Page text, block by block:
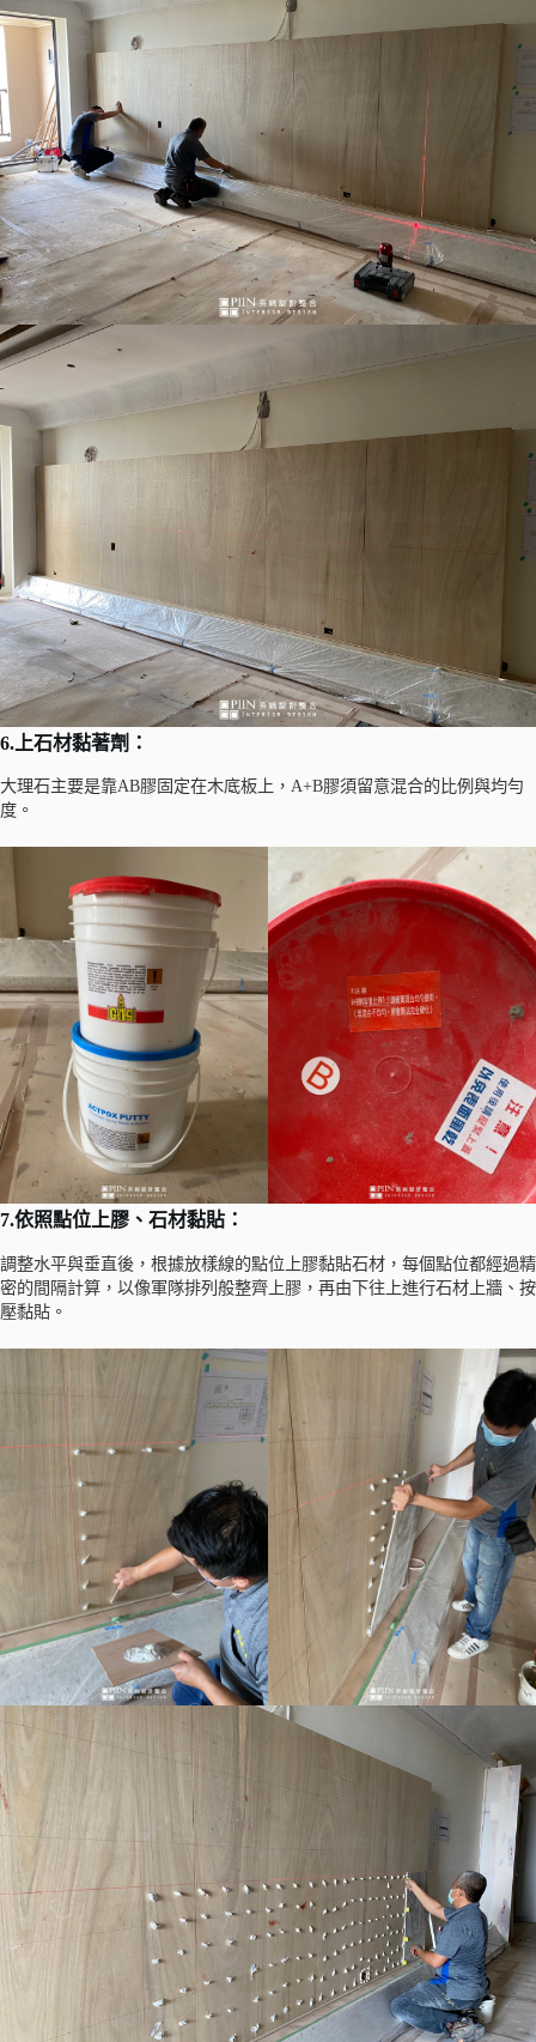
6. 上石材黏著劑：
大理石主要是靠AB膠固定在木底板上，A+B膠須留意混合的比例與均勻
度。
7.依照點位上膠、石材黏貼：
調整水平與垂直後，根據放樣線的點位上膠黏貼石材，每個點位都經過精
密的間隔計算，以像軍隊排列般整齊上膠，再由下往上進行石材上牆、按
壓黏貼。